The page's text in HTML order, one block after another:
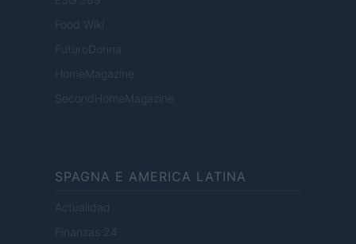
Food Wiki
FuturoDonna
HomeMagazine
SecondHomeMagazine
SPAGNA E AMERICA LATINA
Actualidad
Finanzas 24